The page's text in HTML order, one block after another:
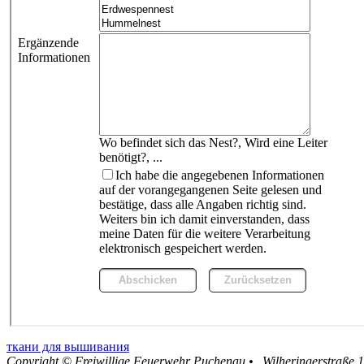
ткани для вышивания
Copyright © Freiwillige Feuerwehr Puchenau • Wilheringerstraße